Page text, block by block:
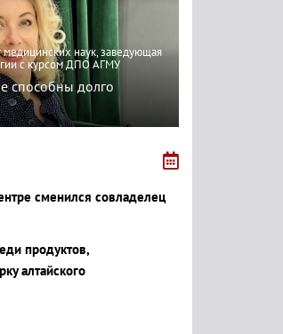
медицинских наук, заведующая
с курсом ДПО АГМУ
способны долго
сменился совладелец
продуктов,
алтайского